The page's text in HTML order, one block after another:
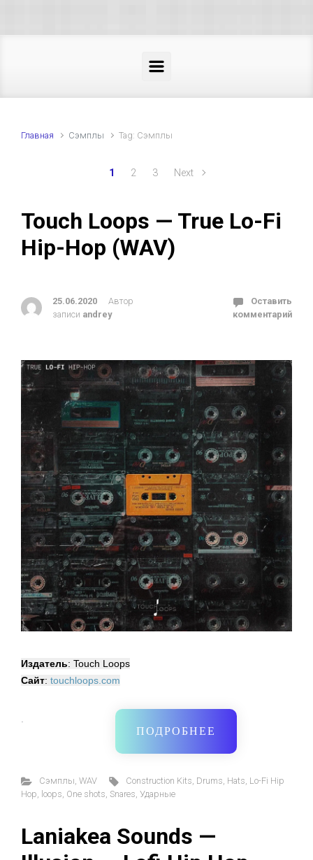
Главная Cэмплы Tag: Cэмплы
1 2 3 Next
Touch Loops — True Lo-Fi
Hip-Hop (WAV)
25.06.2020
Автор
записи andrey
Оставить
комментарий
Издатель: Touch Loops
Сайт: touchloops.com
·
ПОДРОБНЕЕ
Cэмплы, WAV Construction Kits, Drums, Hats, Lo-Fi Hip
Hop, loops, One shots, Snares, Ударные
Laniakea Sounds —